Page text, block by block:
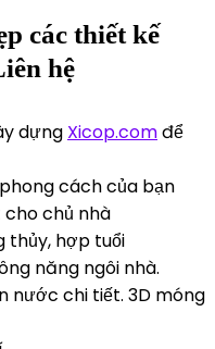
các thiết kế
hệ
dựng Xicop.comđể
cách của bạn
cho chủ nhà
thủy, hợp tuổi
năng ngôi nhà.
nước chi tiết. 3D móng